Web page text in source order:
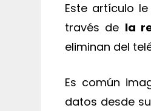
Este artículo
través de la
eliminan del
Es común
datos desde